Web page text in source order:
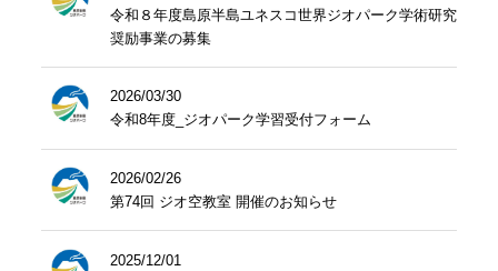
令和８年度島原半島ユネスコ世界ジオパーク学術研究
奨励事業の募集
2026/03/30
令和8年度_ジオパーク学習受付フォーム
2026/02/26
第74回 ジオ空教室 開催のお知らせ
2025/12/01